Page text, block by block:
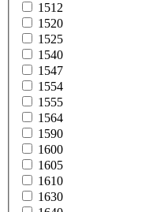
1512
1520
1525
1540
1547
1554
1555
1564
1590
1600
1605
1610
1630